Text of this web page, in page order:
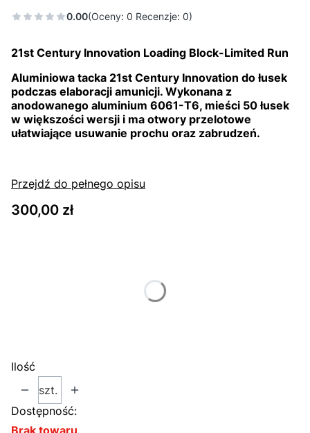
0.00(Oceny: 0 Recenzje: 0)
21st Century Innovation Loading Block-Limited Run
Aluminiowa tacka 21st Century Innovation do łusek
podczas elaboracji amunicji. Wykonana z
anodowanego aluminium 6061-T6, mieści 50 łusek
w większości wersji i ma otwory przelotowe
ułatwiające usuwanie prochu oraz zabrudzeń.
Przejdź do pełnego opisu
Cena
300,00 zł
Ilość
szt.
Dostępność:
Brak towaru